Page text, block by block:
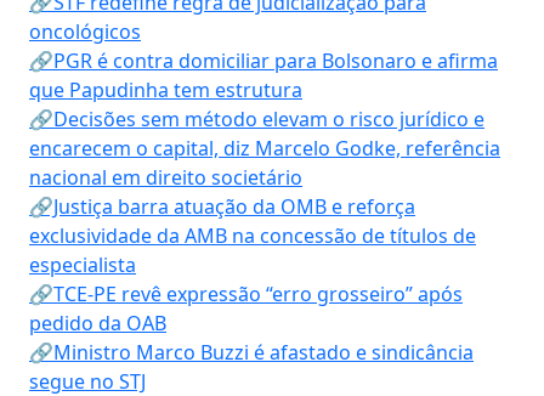
oncológicos
🔗PGR é contra domiciliar para Bolsonaro e afirma
que Papudinha tem estrutura
🔗Decisões sem método elevam o risco jurídico e
encarecem o capital, diz Marcelo Godke, referência
nacional em direito societário
🔗Justiça barra atuação da OMB e reforça
exclusividade da AMB na concessão de títulos de
especialista
🔗TCE-PE revê expressão “erro grosseiro” após
pedido da OAB
🔗Ministro Marco Buzzi é afastado e sindicância
segue no STJ